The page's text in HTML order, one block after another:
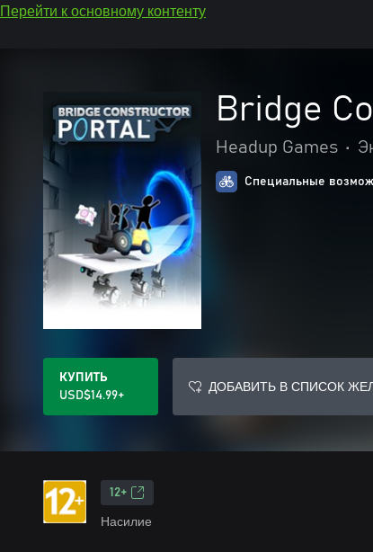
Перейти к основному контенту
Bridge
Headup Games •
Специальные
КУПИТЬ
USD$14.99+
ДОБАВИТЬ В СПИСОК
12+
Насилие